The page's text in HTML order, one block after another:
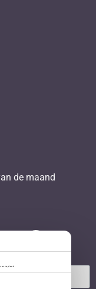
accepteert.
de maand